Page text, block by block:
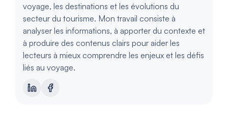
voyage, les destinations et les évolutions du
secteur du tourisme. Mon travail consiste à
analyser les informations, à apporter du contexte et
à produire des contenus clairs pour aider les
lecteurs à mieux comprendre les enjeux et les défis
liés au voyage.